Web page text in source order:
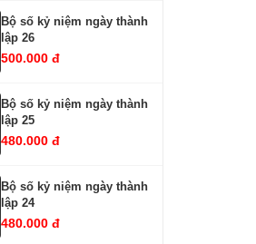
Bộ số kỷ niệm ngày thành
lập 26
500.000 đ
Bộ số kỷ niệm ngày thành
lập 25
480.000 đ
Bộ số kỷ niệm ngày thành
lập 24
480.000 đ